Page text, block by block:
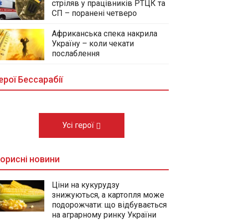
стріляв у працівників РТЦК та
СП – поранені четверо
Африканська спека накрила
Україну – коли чекати
послаблення
Бессарабії
У центральному сквері Болграда
облаштовують Алею Слави
полеглих Героїв громади
03.08.2026
Усі герої
новини
Ціни на кукурудзу
знижуються, а картопля може
подорожчати: що відбувається
на аграрному ринку України